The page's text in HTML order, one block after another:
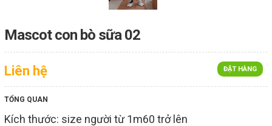
Mascot con bò sữa 02
ĐẶT HÀNG
Liên hệ
TỔNG QUAN
Kích thước: size người từ 1m60 trở lên